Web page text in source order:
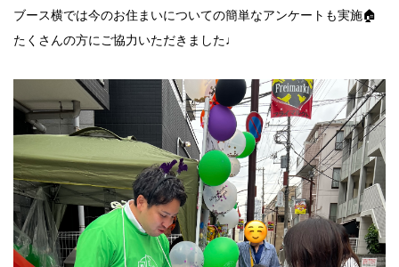
ブース横では今のお住まいについての簡単なアンケートも実施🏠
たくさんの方にご協力いただきました♩